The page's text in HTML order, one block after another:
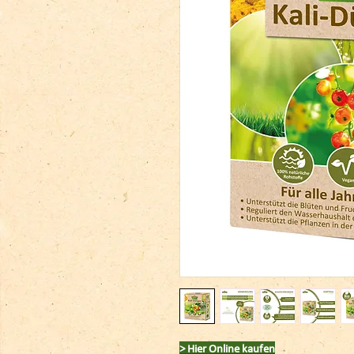
> Hier Online kaufen